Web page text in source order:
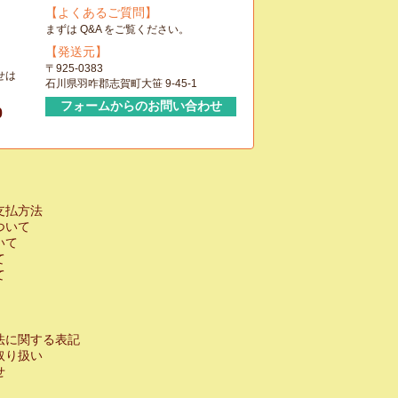
は
【よくあるご質問】
まずは Q&A をご覧ください。
【発送元】
〒925-0383
石川県羽咋郡志賀町大笹 9-45-1
フォームからのお問い合わせ
払方法
いて
て
に関する表記
り扱い